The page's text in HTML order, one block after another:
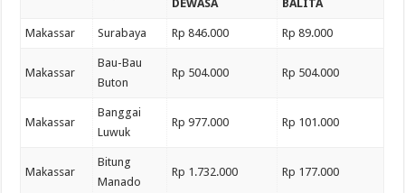
DEWASA
BALITA
Makassar Surabaya Rp 846.000 Rp 89.000
Makassar
Bau-Bau
Buton
Rp 504.000 Rp 504.000
Makassar
Banggai
Luwuk
Rp 977.000 Rp 101.000
Makassar
Bitung
Manado
Rp 1.732.000 Rp 177.000